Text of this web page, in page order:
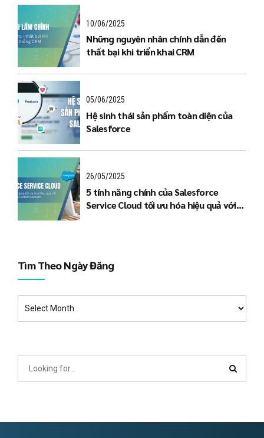
10/06/2025
Những nguyên nhân chính dẫn đến
thất bại khi triển khai CRM
05/06/2025
Hệ sinh thái sản phẩm toàn diện của
Salesforce
26/05/2025
5 tính năng chính của Salesforce
Service Cloud tối ưu hóa hiệu quả với
Tìm Theo Ngày Đăng